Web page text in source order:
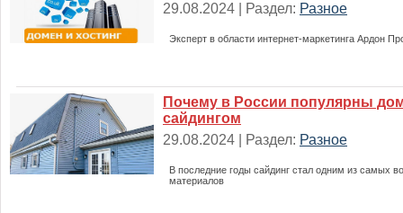
29.08.2024 | Раздел: Разное
Эксперт в области интернет-маркетинга Ардон
Почему в России популярны
сайдингом
29.08.2024 | Раздел: Разное
В последние годы сайдинг стал одним из самых
материалов